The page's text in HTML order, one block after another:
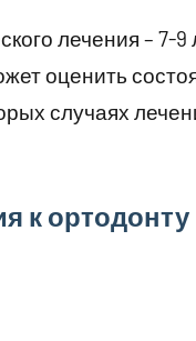
лечения – 7-9
оценить
случаях
к ортодонту